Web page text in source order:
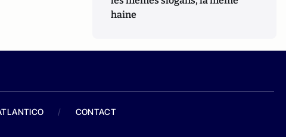
haine
/ CONTACT